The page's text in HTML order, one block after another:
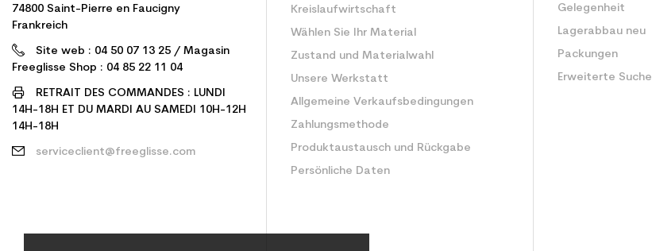
74800 Saint-Pierre en Faucigny
Frankreich
Site web : 04 50 07 13 25 / Magasin
Freeglisse Shop : 04 85 22 11 04
RETRAIT DES COMMANDES : LUNDI
14H-18H ET DU MARDI AU SAMEDI 10H-12H
14H-18H
serviceclient@freeglisse.com
Kreislaufwirtschaft
Wählen Sie Ihr Material
Zustand und Materialwahl
Unsere Werkstatt
Allgemeine Verkaufsbedingungen
Zahlungsmethode
Produktaustausch und Rückgabe
Persönliche Daten
Gelegenheit
Lagerabbau neu
Packungen
Erweiterte Suche